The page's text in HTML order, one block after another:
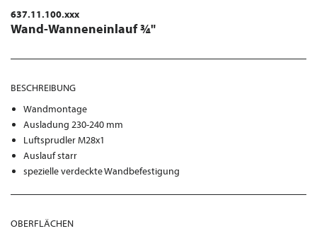
637.11.100.xxx
Wand-Wanneneinlauf ¾"
BESCHREIBUNG
Wandmontage
Ausladung 230-240 mm
Luftsprudler M28x1
Auslauf starr
spezielle verdeckte Wandbefestigung
OBERFLÄCHEN